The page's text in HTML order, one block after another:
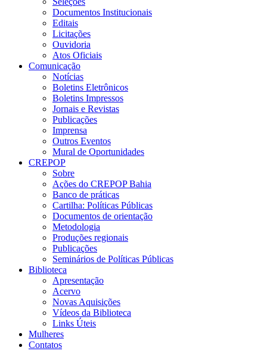
Documentos Institucionais
Editais
Licitações
Ouvidoria
Atos Oficiais
Comunicação
Notícias
Boletins Eletrônicos
Boletins Impressos
Jornais e Revistas
Publicações
Imprensa
Outros Eventos
Mural de Oportunidades
CREPOP
Sobre
Ações do CREPOP Bahia
Banco de práticas
Cartilha: Políticas Públicas
Documentos de orientação
Metodologia
Produções regionais
Publicações
Seminários de Políticas Públicas
Biblioteca
Apresentação
Acervo
Novas Aquisições
Vídeos da Biblioteca
Links Úteis
Mulheres
Contatos